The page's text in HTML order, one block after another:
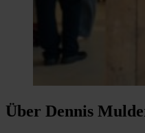
Über Dennis